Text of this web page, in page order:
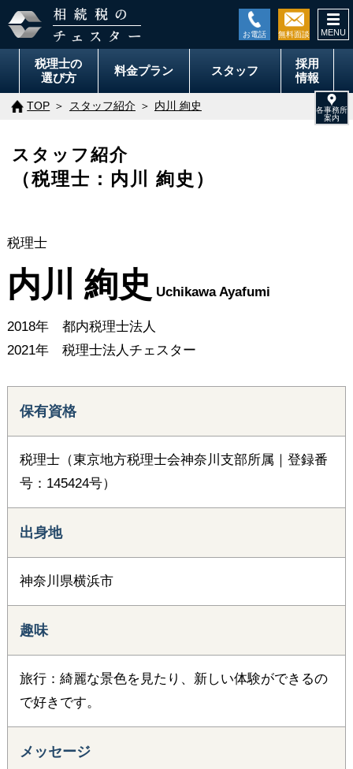
税理士の
選び方
料金プラン スタッフ
採用
情報
TOP スタッフ紹介 内川 絢史
スタッフ紹介
（税理士：内川 絢史）
税理士
内川 絢史 Uchikawa Ayafumi
2018年 都内税理士法人
2021年 税理士法人チェスター
保有資格
税理士（東京地方税理士会神奈川支部所属｜登録番
号：145424号）
出身地
神奈川県横浜市
趣味
旅行：綺麗な景色を見たり、新しい体験ができるの
で好きです。
メッセージ